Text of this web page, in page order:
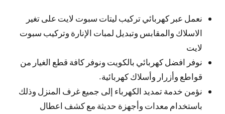
نعمل عبر كهربائي تركيب ليتات سبوت لايت على تغير
الاسلاك والمقابس وتبديل لمبات الإنارة وتركيب سبوت
لايت
نوفر افضل كهربائي بالكويت ونوفر كافة قطع الغيار من
قواطع وأزرار وأسلاك كهربائية.
نؤمن خدمة تمديد الكهرباء إلى جميع غرف المنزل وذلك
باستخدام معدات وأجهزة حديثة مع كشف اعطال